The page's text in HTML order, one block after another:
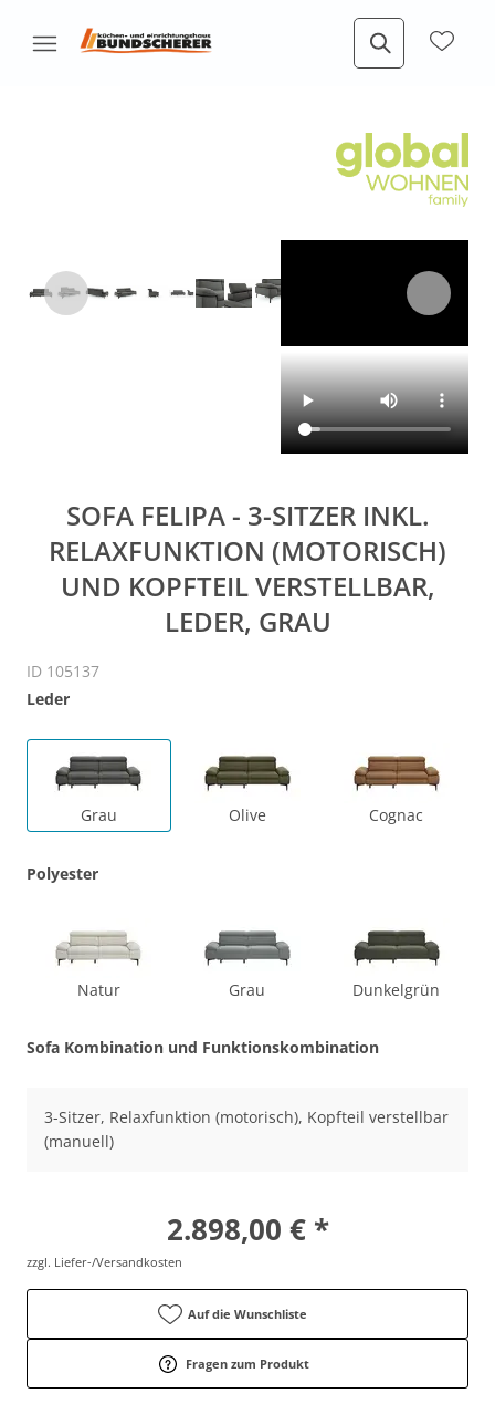
SOFA FELIPA - 3-SITZER INKL.
RELAXFUNKTION (MOTORISCH)
UND KOPFTEIL VERSTELLBAR,
LEDER, GRAU
ID 105137
Leder
Grau Olive Cognac
Polyester
Natur Grau Dunkelgrün
Sofa Kombination und Funktionskombination
3-Sitzer, Relaxfunktion (motorisch), Kopfteil verstellbar
(manuell)
2.898,00 € *
zzgl. Liefer-/Versandkosten
Auf die Wunschliste
Fragen zum Produkt